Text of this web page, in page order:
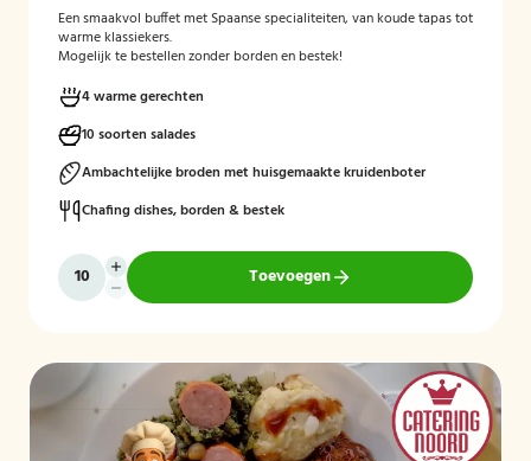
Een smaakvol buffet met Spaanse specialiteiten, van koude tapas tot
warme klassiekers.
Mogelijk te bestellen zonder borden en bestek!
4 warme gerechten
10 soorten salades
Ambachtelijke broden met huisgemaakte kruidenboter
Chafing dishes, borden & bestek
Toevoegen